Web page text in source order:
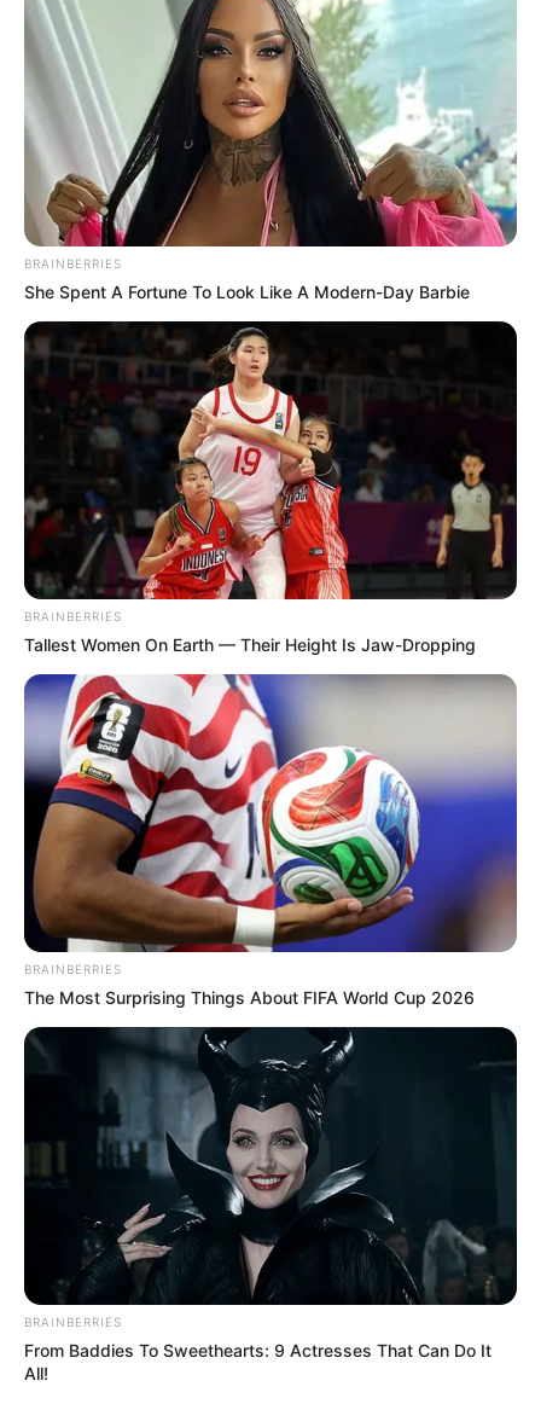
BRAINBERRIES
She Spent A Fortune To Look Like A Modern-Day Barbie
BRAINBERRIES
Tallest Women On Earth — Their Height Is Jaw-Dropping
BRAINBERRIES
The Most Surprising Things About FIFA World Cup 2026
BRAINBERRIES
From Baddies To Sweethearts: 9 Actresses That Can Do It
All!